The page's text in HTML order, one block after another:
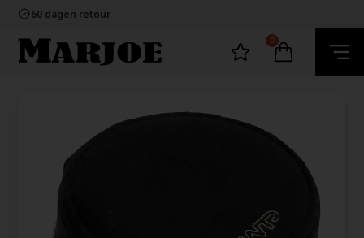
60 dagen retour
Ecommerce Europe
100% nikkelvrij sieraden
60 dagen retour
0